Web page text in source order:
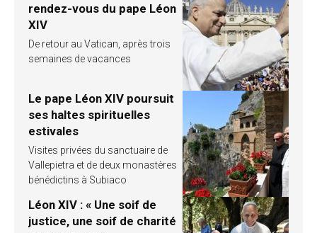
rendez-vous du pape Léon
XIV
De retour au Vatican, après trois
semaines de vacances
Le pape Léon XIV poursuit
ses haltes spirituelles
estivales
Visites privées du sanctuaire de
Vallepietra et de deux monastères
bénédictins à Subiaco
Léon XIV : « Une soif de
justice, une soif de charité